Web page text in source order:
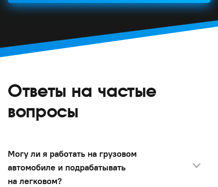
Ответы на частые
вопросы
Могу ли я работать на грузовом
автомобиле и подрабатывать
на легковом?